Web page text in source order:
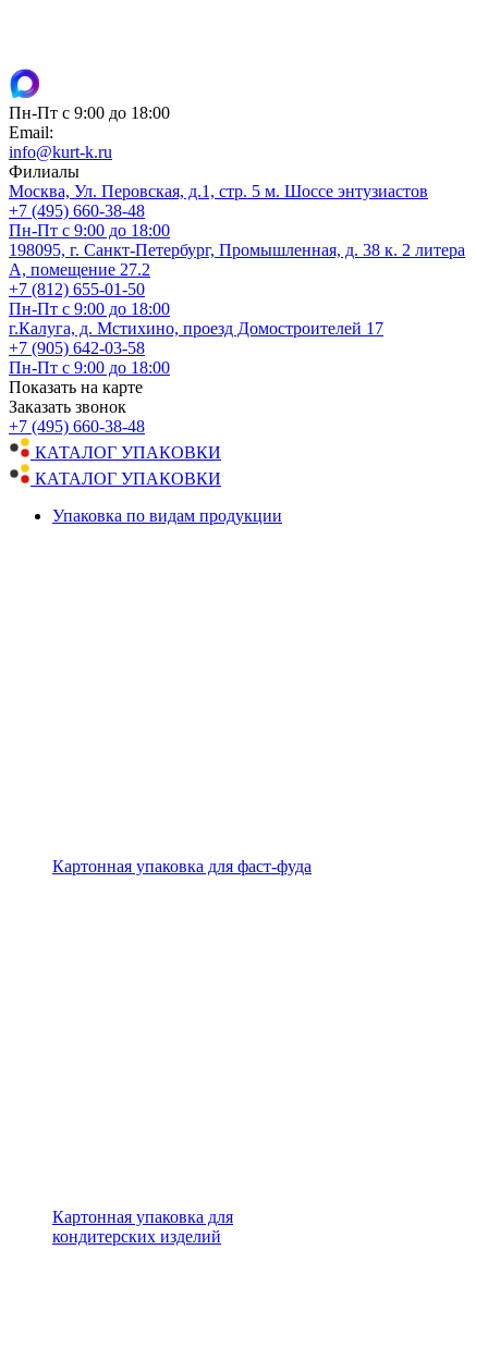
Пн-Пт с 9:00 до 18:00
Email:
info@kurt-k.ru
Филиалы
Москва, Ул. Перовская, д.1, стр. 5 м. Шоссе энтузиастов
+7 (495) 660-38-48
Пн-Пт с 9:00 до 18:00
198095, г. Санкт-Петербург, Промышленная, д. 38 к. 2 литера
А, помещение 27.2
+7 (812) 655-01-50
Пн-Пт с 9:00 до 18:00
г.Калуга, д. Мстихино, проезд Домостроителей 17
+7 (905) 642-03-58
Пн-Пт с 9:00 до 18:00
Показать на карте
Заказать звонок
+7 (495) 660-38-48
КАТАЛОГ УПАКОВКИ
КАТАЛОГ УПАКОВКИ
Упаковка по видам продукции
Картонная упаковка для фаст-фуда
Картонная упаковка для
кондитерских изделий